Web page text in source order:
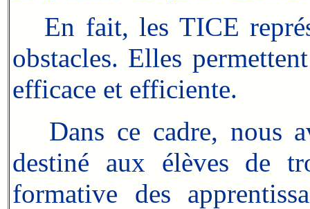
En fait, les TICE
obstacles. Elles
efficace et efficiente.
Dans ce cadre, nous
destiné aux élèves de
formative des